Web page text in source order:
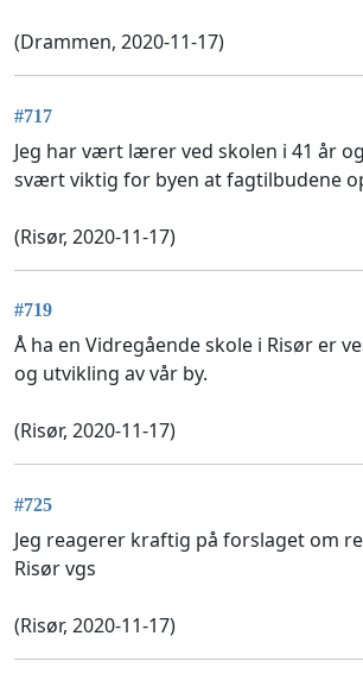
(Drammen, 2020-11-17)
#717
Jeg har vært lærer ved skolen i 41 år
svært viktig for byen at fagtilbudene
(Risør, 2020-11-17)
#719
Å ha en Vidregående skole i Risør er
og utvikling av vår by.
(Risør, 2020-11-17)
#725
Jeg reagerer kraftig på forslaget om
Risør vgs
(Risør, 2020-11-17)